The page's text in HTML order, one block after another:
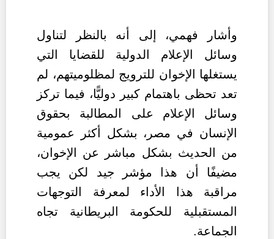
وأشار فهمي، إلى أنه بالنظر لتناول
وسائل الإعلام الدولية للقضايا التي
يستغلها الإخوان للترويج لمظلوميتهم، لم
تعد تحظى باهتمام كبير دوليًّا، فيما تركز
وسائل الإعلام على المطالبة بحقوق
الإنسان في مصر، بشكل أكثر عمومية
من الحديث بشكل مباشر عن الإخوان،
مضيفًا أن هذا مؤشر جيد لكن يجب
مراقبة هذا الأداء لمعرفة التوجهات
المستقبلية للحكومة البريطانية تجاه
الجماعة.